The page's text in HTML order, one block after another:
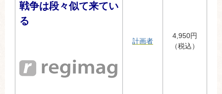
戦争は段々似て来てい
る
計画者
4,950円
（税込）